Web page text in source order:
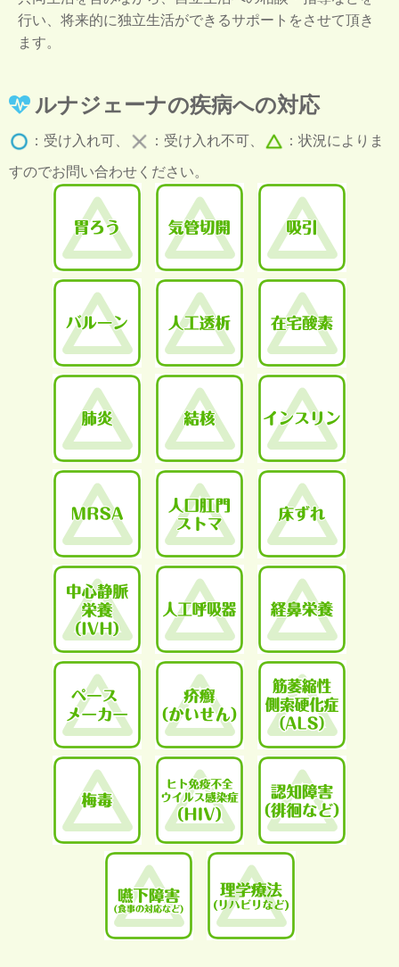
行い、将来的に独立生活ができるサポートをさせて頂き
ます。
ルナジェーナの疾病への対応
：受け入れ可、 ：受け入れ不可、
：状況によりま
すのでお問い合わせください。